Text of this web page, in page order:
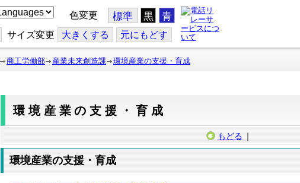
色変更 標準 黒 青
サイズ変更 大きくする 元にもどす
商工労働部 産業未来創造課 環境産業の支援・育成
環境産業の支援・育成
もどる ｜
環境産業の支援・育成